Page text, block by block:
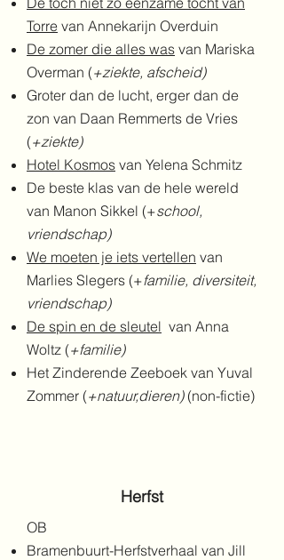
Torre van Annekarijn Overduin
De zomer die alles was van Mariska
Overman (+ziekte, afscheid)
Groter dan de lucht, erger dan de
zon van Daan Remmerts de Vries
(+ziekte)
Hotel Kosmos van Yelena Schmitz
De beste klas van de hele wereld
van Manon Sikkel (+school,
vriendschap)
We moeten je iets vertellen van
Marlies Slegers (+familie, diversiteit,
vriendschap)
De spin en de sleutel van Anna
Woltz (+familie)
Het Zinderende Zeeboek van Yuval
Zommer (+natuur,dieren) (non-fictie)
Herfst
OB
Bramenbuurt-Herfstverhaal van Jill